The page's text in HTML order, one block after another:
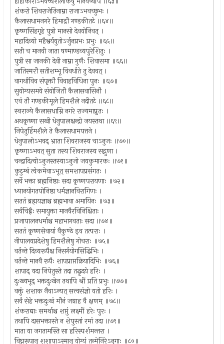
शंकरो शिवराजेतिनाम्ना राजाऽभवच्छुभः ।
कैलासधामनगरे हिमाद्रौ गण्डकीतटे ॥६४॥
कृष्णसिंहगृहे पुत्रो मानसो देवयोनिवत् ।
महादिव्यो महैश्वर्ययुतोऽर्जुनप्रभः प्रभुः ॥६५॥
सती च मानवी जाता षण्माण्डव्यपुरेशितुः ।
पुत्री सा जानकी देवी नाम्ना गुणैः शिवासमा ॥६६॥
जातिस्मरौ सतीशम्भू विवर्धाते तु देववत् ।
वागर्थाविव संपृक्तौ विवाहविधिना पुनः ॥६७॥
सुयोग्यसमये संयोजितौ कैलासवासिनौ ।
एवं तौ गण्डकीमूले हिमशैले नदीतटे ॥६८॥
स्वराज्ये कैलासधाम्नि नगरे राज्यमाप्नुतः ।
अथकृष्णा सखी धेनुपालश्चन्द्रो जयस्तथा ॥६९॥
निपेतुर्हिमशैले ते कैलासधामपत्तने ।
धेनुपालोऽभवद् भ्राता शिवराजस्य चाऽनुजः ॥७०॥
कृष्णाऽभवत् सुता तस्य शिवराजस्य सद्गुणा ।
चन्द्रादित्योऽनुजस्तस्याऽनुजो जयकुमारकः ॥७१॥
कुटुम्बं त्वेकमेवाऽभूत् समशापप्रसंगतः ।
सर्वे भक्ता ब्रह्मनिष्ठाः सदा कृष्णपरायणाः ॥७२॥
ध्यानयोगतपोनिष्ठा धर्मज्ञानविरागिणः ।
सततं ब्रह्मयज्ञाश्च ब्रह्मभावा अमायिनः ॥७३॥
सर्वचिह्नैः समायुक्ता मानवैरविनिश्चिताः ।
प्रजापालनधर्माश्च महाभागवताः सदा ॥७४॥
सततं कृष्णसेवायां वैकुण्ठे इव तत्पराः ।
नीपालयप्रदेशेषु हिमशैलेषु गोचराः ॥७५॥
वर्तन्ते दिव्यरूपैश्च निसर्गयोगसिद्धिभिः ।
वर्तन्ते मानवै रूपैः शापप्राप्तक्रियादिभिः ॥७६॥
शापाद् यदा निपेतुस्ते तदा तद्धृदये हरिः ।
दुःख्यभूद् भक्तदुःखेन तथापि श्रीं प्रति प्रभुः ॥७७॥
वक्तुं शशाक नैवाऽन्यत् सत्त्वसंज्ञो यतो हरिः ।
सर्वं सेहे भक्तदुःखं मौनं जग्राह वै क्षणम् ॥७८॥
शंकराद्याः समर्थाश्च शप्तुं लक्ष्मीं हरेः पुरः ।
तथापि दासभक्तास्ते न शेपुस्तां रमां तदा ॥७९॥
माता या जगतामस्ति सा हरिस्पर्शमन्तरा ।
विघ्नरूपान् शशापाऽस्मान् योग्यं तन्मेनिरेऽनुगाः ॥८०॥